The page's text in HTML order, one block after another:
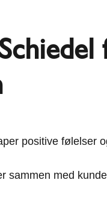
positive følelser
sammen med